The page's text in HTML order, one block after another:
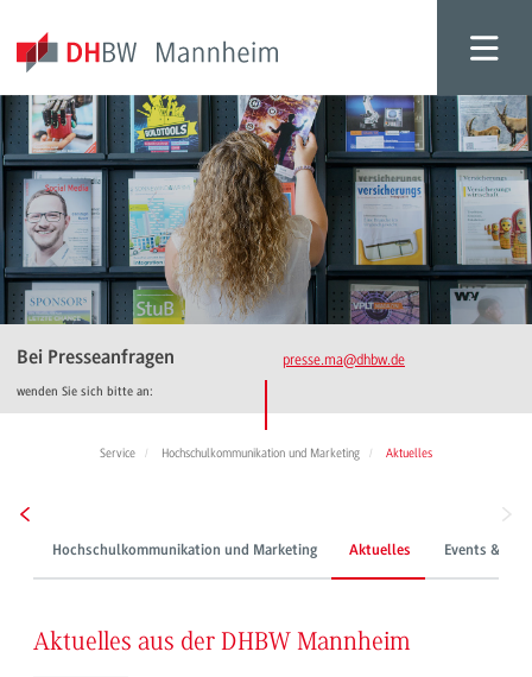
Bei Presseanfragen
wenden Sie sich bitte an:
presse.ma@dhbw.de
Service Hochschulkommunikation und Marketing Aktuelles
Hochschulkommunikation und Marketing Aktuelles Events &
Aktuelles aus der DHBW Mannheim